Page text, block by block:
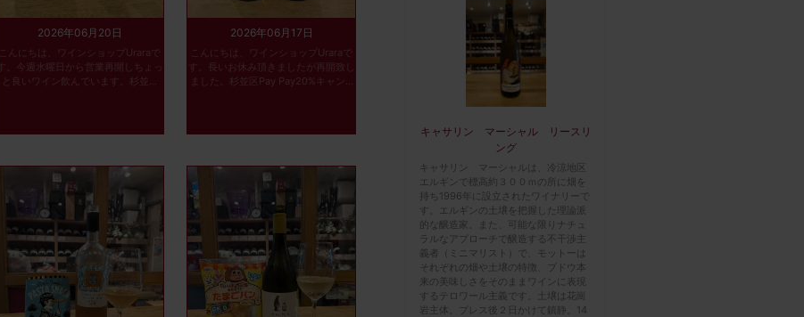
2026年06月20日
こんにちは、ワインショップUraraで
す。今週水曜日から営業再開しちょっ
と良いワイン飲んでいます。杉並...
2026年06月17日
こんにちは、ワインショップUraraで
す。長いお休み頂きましたが再開致し
ました。杉並区Pay Pay20%キャン...
キャサリン マーシャル リースリ
ング
キャサリン マーシャルは、冷涼地区
エルギンで標高約３００ｍの所に畑を
持ち1996年に設立されたワイナリーで
す。エルギンの土壌を把握した理論派
的な醸造家。また、可能な限りナチュ
ラルなアプローチで醸造する不干渉主
義者（ミニマリスト）で、モットーは
それぞれの畑や土壌の特徴、ブドウ本
来の美味しさをそのままワインに表現
するテロワール主義です。土壌は花崗
岩主体。プレス後２日かけて鎮静。14